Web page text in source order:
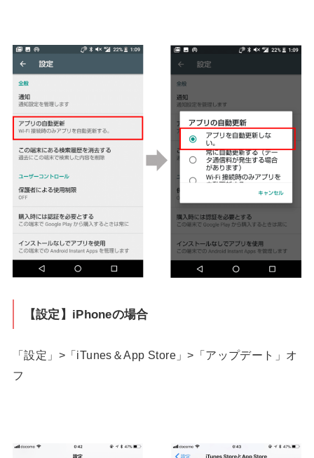
【設定】iPhoneの場合
「設定」>「iTunes＆App Store」>「アップデート」オ
フ